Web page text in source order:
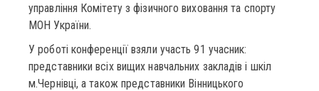
управління Комітету з фізичного виховання та спорту
МОН України.
У роботі конференції взяли участь 91 учасник:
представники всіх вищих навчальних закладів і шкіл
м.Чернівці, а також представники Вінницького